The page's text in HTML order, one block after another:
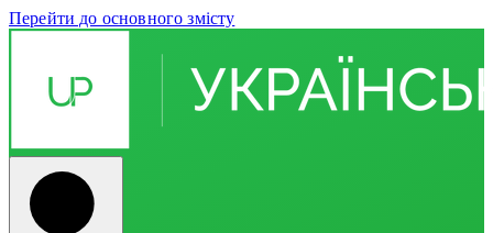
Перейти до основного змісту